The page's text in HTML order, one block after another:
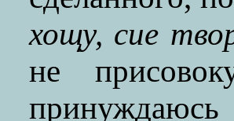
хощу, cиe
не